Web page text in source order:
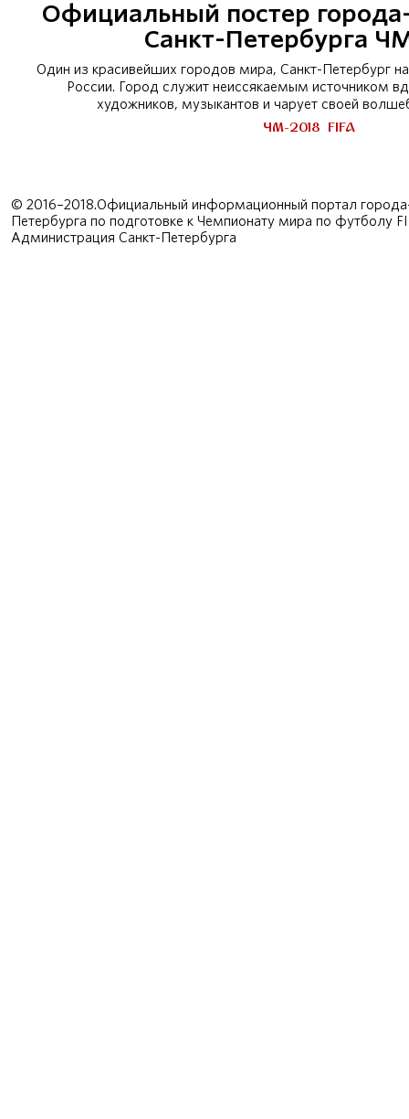
Официальный постер
Санкт-Петербурга
Один из красивейших городов мира, Санкт-Петербург
России. Город служит неиссякаемым источником
художников, музыкантов и чарует своей
ЧМ-2018 FIFA
© 2016–2018.Официальный информационный портал
Петербурга по подготовке к Чемпионату мира по футболу
Администрация Санкт-Петербурга